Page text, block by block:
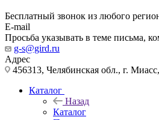
Бесплатный звонок из любого
E-mail
Просьба указывать в теме письма,
g-s@gird.ru
Адрес
456313, Челябинская обл., г.
Каталог
Назад
Каталог